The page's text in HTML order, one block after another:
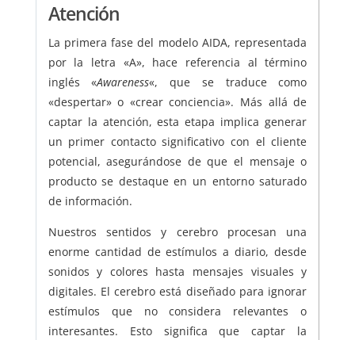
Atención
La primera fase del modelo AIDA, representada
por la letra «A», hace referencia al término
inglés «Awareness«, que se traduce como
«despertar» o «crear conciencia». Más allá de
captar la atención, esta etapa implica generar
un primer contacto significativo con el cliente
potencial, asegurándose de que el mensaje o
producto se destaque en un entorno saturado
de información.
Nuestros sentidos y cerebro procesan una
enorme cantidad de estímulos a diario, desde
sonidos y colores hasta mensajes visuales y
digitales. El cerebro está diseñado para ignorar
estímulos que no considera relevantes o
interesantes. Esto significa que captar la